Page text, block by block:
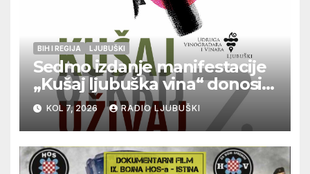
BIH I REGIJA LJUBUŠKI
Sedmo izdanje manifestacije
„Kušaj ljubuška vina“ donosi
vrhunska vina, gastronomiju i
glazbu
KOL 7, 2026 RADIO LJUBUŠKI